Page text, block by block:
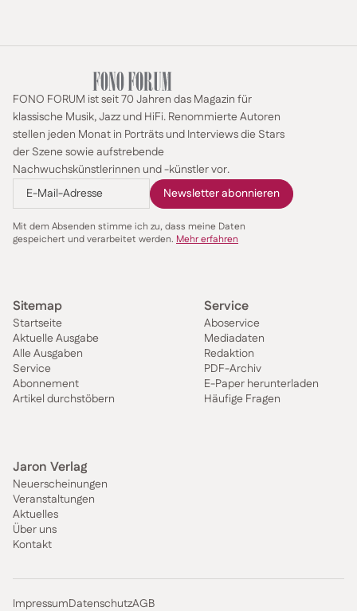
FONO FORUM ist seit 70 Jahren das Magazin für
klassische Musik, Jazz und HiFi. Renommierte Autoren
stellen jeden Monat in Porträts und Interviews die Stars
der Szene sowie aufstrebende
Nachwuchskünstlerinnen und -künstler vor.
Mit dem Absenden stimme ich zu, dass meine Daten
gespeichert und verarbeitet werden. Mehr erfahren
Sitemap
Startseite
Aktuelle Ausgabe
Alle Ausgaben
Service
Abonnement
Artikel durchstöbern
Service
Aboservice
Mediadaten
Redaktion
PDF-Archiv
E-Paper herunterladen
Häufige Fragen
Jaron Verlag
Neuerscheinungen
Veranstaltungen
Aktuelles
Über uns
Kontakt
ImpressumDatenschutzAGB